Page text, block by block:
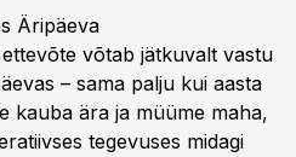
Äripäeva
võtab jätkuvalt vastu
– sama palju kui aasta
kauba ära ja müüme maha,
tegevuses midagi